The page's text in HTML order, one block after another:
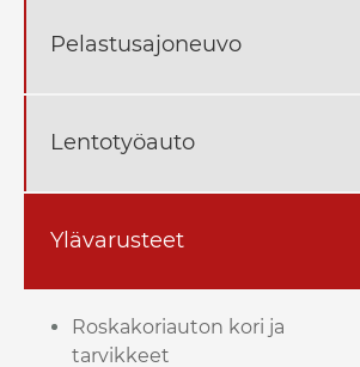
Pelastusajoneuvo
Lentotyöauto
Ylävarusteet
Roskakoriauton kori ja
tarvikkeet